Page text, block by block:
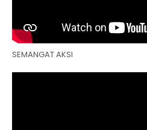
SEMANGAT AKSI